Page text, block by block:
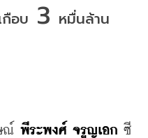
อบ 3 หมื่นล้าน
ณ์ พีระพงศ์ จรูญเอก ซี